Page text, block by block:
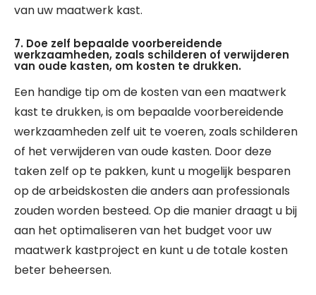
van uw maatwerk kast.
7. Doe zelf bepaalde voorbereidende
werkzaamheden, zoals schilderen of verwijderen
van oude kasten, om kosten te drukken.
Een handige tip om de kosten van een maatwerk
kast te drukken, is om bepaalde voorbereidende
werkzaamheden zelf uit te voeren, zoals schilderen
of het verwijderen van oude kasten. Door deze
taken zelf op te pakken, kunt u mogelijk besparen
op de arbeidskosten die anders aan professionals
zouden worden besteed. Op die manier draagt u bij
aan het optimaliseren van het budget voor uw
maatwerk kastproject en kunt u de totale kosten
beter beheersen.